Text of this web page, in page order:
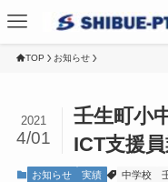
TOP お知らせ
壬生町小
ICT支援
2021
4/01
お知らせ 実績 中学校